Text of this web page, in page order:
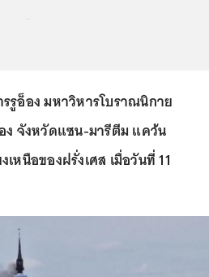
รูอ็อง มหาวิหารโบราณนิกาย
ง จังหวัดแซน-มารีตีม แคว้น
หนือของฝรั่งเศส เมื่อวันที่ 11